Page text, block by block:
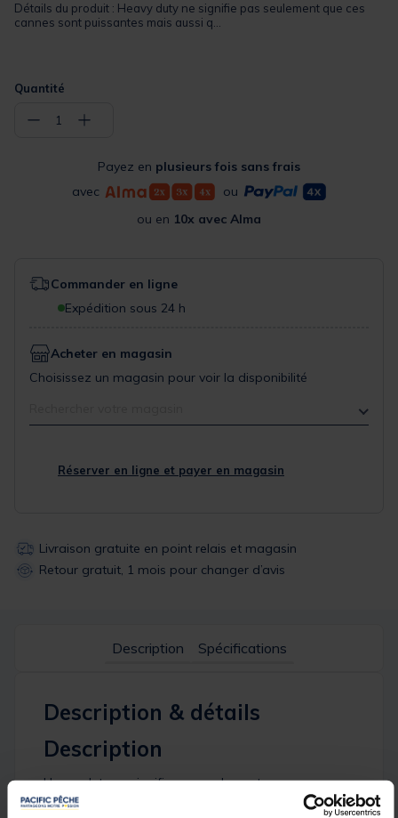
Détails du produit : Heavy duty ne signifie pas seulement que ces
cannes sont puissantes mais aussi q...
Quantité
− 1 +
Payez en plusieurs fois sans frais
avec
ou
ou en 10x avec Alma
Commander en ligne
Expédition sous 24 h
Acheter en magasin
Choisissez un magasin pour voir la disponibilité
Réserver en ligne et payer en magasin
Livraison gratuite en point relais et magasin
Retour gratuit, 1 mois pour changer d’avis
Description Spécifications
Description & détails
Description
Heavy duty ne signifie pas seulement que ces
cannes sont puissantes mais aussi qu’elles peuvent
résister à de nombreuses manipulations brutales,